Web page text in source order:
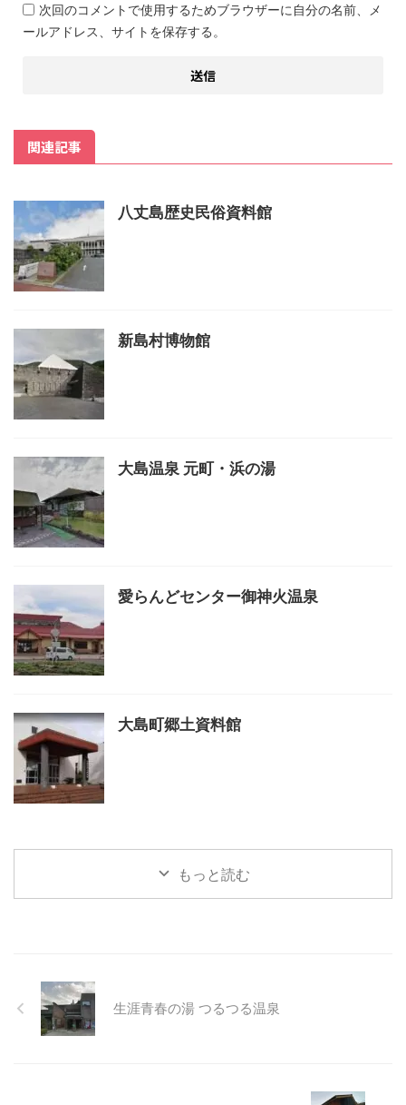
次回のコメントで使用するためブラウザーに自分の名前、メ
ールアドレス、サイトを保存する。
関連記事
八丈島歴史民俗資料館
新島村博物館
大島温泉 元町・浜の湯
愛らんどセンター御神火温泉
大島町郷土資料館
もっと読む
生涯青春の湯 つるつる温泉